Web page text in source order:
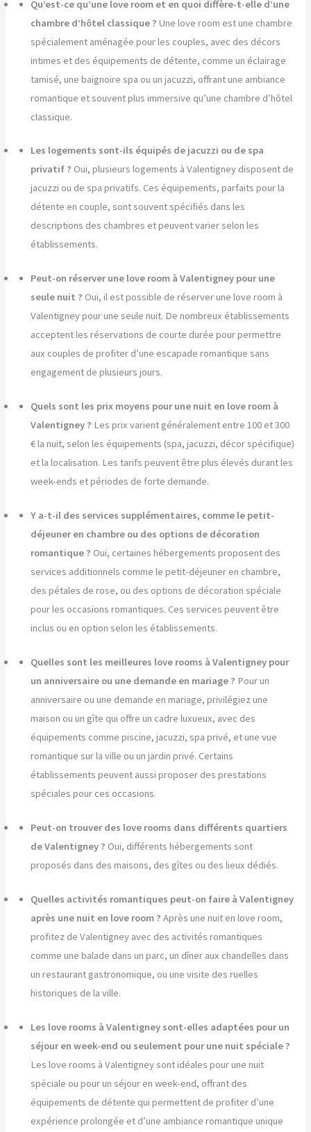
Qu’est-ce qu’une love room et en quoi diffère-t-elle d’une
chambre d’hôtel classique ? Une love room est une chambre
spécialement aménagée pour les couples, avec des décors
intimes et des équipements de détente, comme un éclairage
tamisé, une baignoire spa ou un jacuzzi, offrant une ambiance
romantique et souvent plus immersive qu’une chambre d’hôtel
classique.
Les logements sont-ils équipés de jacuzzi ou de spa
privatif ? Oui, plusieurs logements à Valentigney disposent de
jacuzzi ou de spa privatifs. Ces équipements, parfaits pour la
détente en couple, sont souvent spécifiés dans les
descriptions des chambres et peuvent varier selon les
établissements.
Peut-on réserver une love room à Valentigney pour une
seule nuit ? Oui, il est possible de réserver une love room à
Valentigney pour une seule nuit. De nombreux établissements
acceptent les réservations de courte durée pour permettre
aux couples de profiter d’une escapade romantique sans
engagement de plusieurs jours.
Quels sont les prix moyens pour une nuit en love room à
Valentigney ? Les prix varient généralement entre 100 et 300
€ la nuit, selon les équipements (spa, jacuzzi, décor spécifique)
et la localisation. Les tarifs peuvent être plus élevés durant les
week-ends et périodes de forte demande.
Y a-t-il des services supplémentaires, comme le petit-
déjeuner en chambre ou des options de décoration
romantique ? Oui, certaines hébergements proposent des
services additionnels comme le petit-déjeuner en chambre,
des pétales de rose, ou des options de décoration spéciale
pour les occasions romantiques. Ces services peuvent être
inclus ou en option selon les établissements.
Quelles sont les meilleures love rooms à Valentigney pour
un anniversaire ou une demande en mariage ? Pour un
anniversaire ou une demande en mariage, privilégiez une
maison ou un gîte qui offre un cadre luxueux, avec des
équipements comme piscine, jacuzzi, spa privé, et une vue
romantique sur la ville ou un jardin privé. Certains
établissements peuvent aussi proposer des prestations
spéciales pour ces occasions.
Peut-on trouver des love rooms dans différents quartiers
de Valentigney ? Oui, différents hébergements sont
proposés dans des maisons, des gîtes ou des lieux dédiés.
Quelles activités romantiques peut-on faire à Valentigney
après une nuit en love room ? Après une nuit en love room,
profitez de Valentigney avec des activités romantiques
comme une balade dans un parc, un dîner aux chandelles dans
un restaurant gastronomique, ou une visite des ruelles
historiques de la ville.
Les love rooms à Valentigney sont-elles adaptées pour un
séjour en week-end ou seulement pour une nuit spéciale ?
Les love rooms à Valentigney sont idéales pour une nuit
spéciale ou pour un séjour en week-end, offrant des
équipements de détente qui permettent de profiter d’une
expérience prolongée et d’une ambiance romantique unique